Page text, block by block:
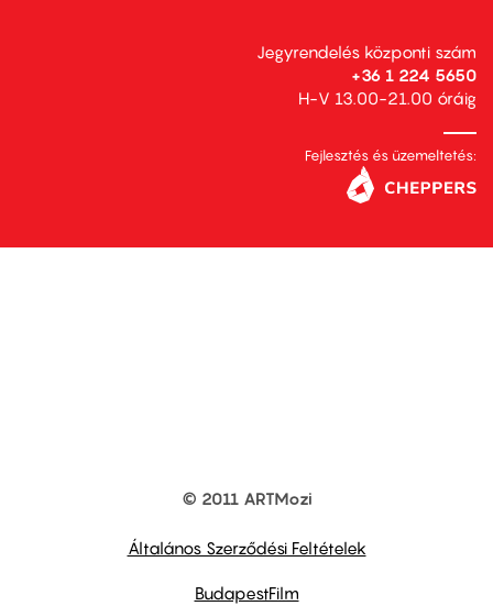
Jegyrendelés központi szám
+36 1 224 5650
H-V 13.00-21.00 óráig
Fejlesztés és üzemeltetés:
© 2011 ARTMozi
Általános Szerződési Feltételek
BudapestFilm